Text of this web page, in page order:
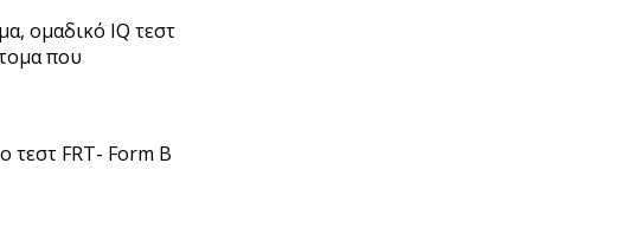
ομαδικό IQ τεστ
που
τεστ FRT- Form B